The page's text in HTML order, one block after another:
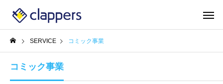
SERVICE コミック事業
コミック事業